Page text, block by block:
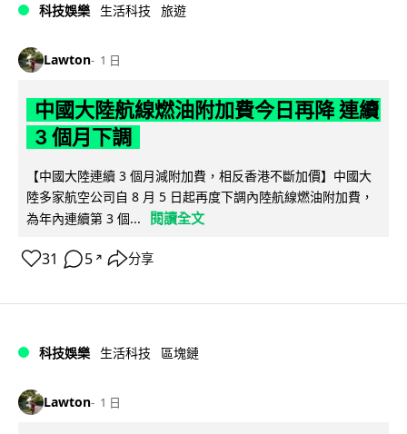
科技娛樂 生活科技 旅遊
Lawton 1 日
中國大陸航線燃油附加費今日再降 連續
3 個月下調
【中國大陸連續 3 個月減附加費，相反香港不斷加價】中國大
陸多家航空公司自 8 月 5 日起再度下調內陸航線燃油附加費，
為年內連續第 3 個...
閱讀全文
31 5 ↗ 分享
科技娛樂 生活科技 區塊鏈
Lawton 1 日